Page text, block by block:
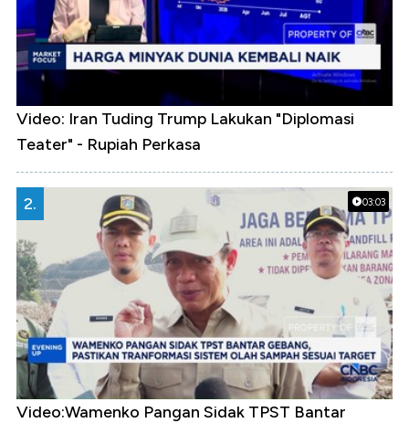
Video: Iran Tuding Trump Lakukan "Diplomasi
Teater" - Rupiah Perkasa
03:03
2.
Video:Wamenko Pangan Sidak TPST Bantar